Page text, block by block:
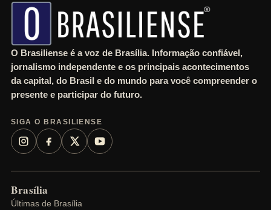
O Brasiliense é a voz de Brasília. Informação confiável,
jornalismo independente e os principais acontecimentos
da capital, do Brasil e do mundo para você compreender o
presente e participar do futuro.
SIGA O BRASILIENSE
Brasília
Últimas de Brasília